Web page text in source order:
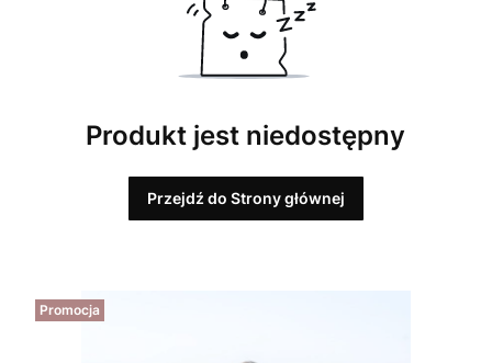
Produkt jest niedostępny
Przejdź do Strony głównej
Promocja